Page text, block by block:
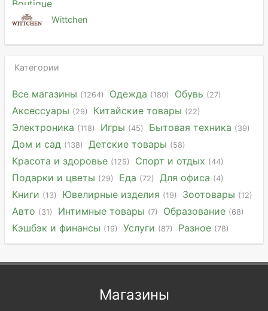
Wittchen
Категории
Все магазины (1264) Одежда (180) Обувь (27)
Аксессуары (29) Китайские товары (22)
Электроника (118) Игры (45) Бытовая техника (39)
Дом и сад (138) Детские товары (58)
Красота и здоровье (125) Спорт и отдых (44)
Подарки и цветы (29) Еда (72) Для офиса (4)
Книги (13) Ювелирные изделия (19) Зоотовары (12)
Авто (31) Интимные товары (7) Образование (68)
Кэшбэк и финансы (19) Услуги (87) Разное (78)
Магазины